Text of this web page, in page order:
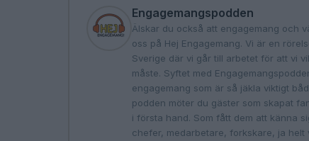
Engagemangspodden
Älskar du också att engagemang och
oss på Hej Engagemang. Vi är en
Sverige där vi går till arbetet för att vi
måste. Syftet med
engagemang som är så jäkla viktigt
podden möter du gäster som skapat
i första hand. Som fått dem att känna
chefer, medarbetare, forkskare, ja helt